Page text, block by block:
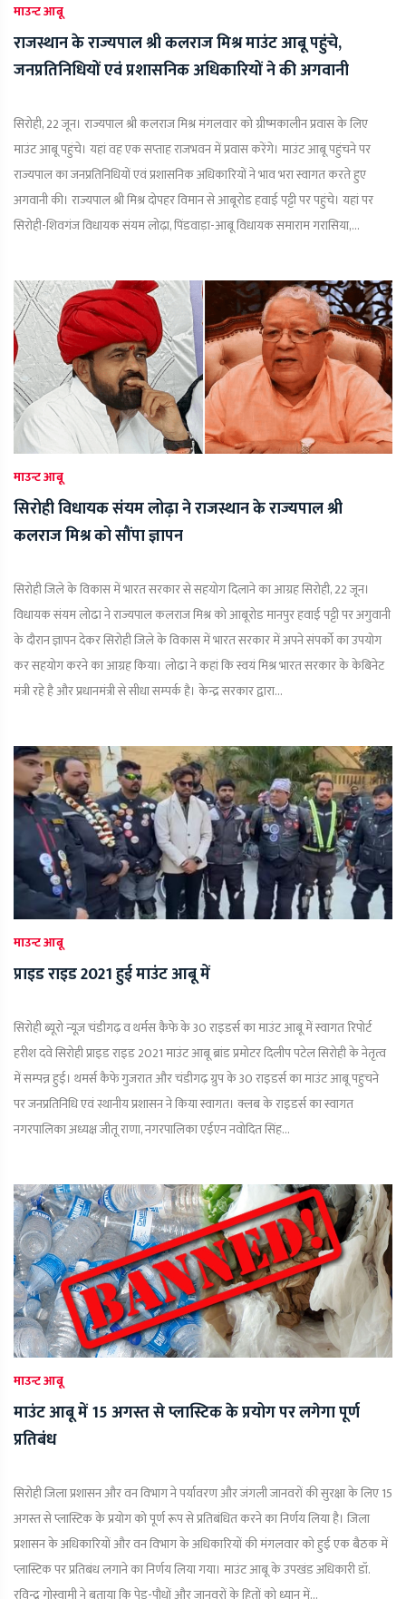
माउन्ट आबू
राजस्थान के राज्यपाल श्री कलराज मिश्र माउंट आबू पहुंचे,
जनप्रतिनिधियों एवं प्रशासनिक अधिकारियों ने की अगवानी
सिरोही, 22 जून। राज्यपाल श्री कलराज मिश्र मंगलवार को ग्रीष्मकालीन प्रवास के लिए
माउंट आबू पहुंचे। यहां वह एक सप्ताह राजभवन में प्रवास करेंगे। माउंट आबू पहुंचने पर
राज्यपाल का जनप्रतिनिधियों एवं प्रशासनिक अधिकारियों ने भाव भरा स्वागत करते हुए
अगवानी की। राज्यपाल श्री मिश्र दोपहर विमान से आबूरोड हवाई पट्टी पर पहुंचे। यहां पर
सिरोही-शिवगंज विधायक संयम लोढ़ा, पिंडवाड़ा-आबू विधायक समाराम गरासिया,...
माउन्ट आबू
सिरोही विधायक संयम लोढ़ा ने राजस्थान के राज्यपाल श्री
कलराज मिश्र को सौंपा ज्ञापन
सिरोही जिले के विकास में भारत सरकार से सहयोग दिलाने का आग्रह सिरोही, 22 जून।
विधायक संयम लोढा ने राज्यपाल कलराज मिश्र को आबूरोड मानपुर हवाई पट्टी पर अगुवानी
के दौरान ज्ञापन देकर सिरोही जिले के विकास में भारत सरकार में अपने संपर्को का उपयोग
कर सहयोग करने का आग्रह किया। लोढा ने कहां कि स्वयं मिश्र भारत सरकार के केबिनेट
मंत्री रहे है और प्रधानमंत्री से सीधा सम्पर्क है। केन्द्र सरकार द्वारा...
माउन्ट आबू
प्राइड राइड 2021 हुई माउंट आबू में
सिरोही ब्यूरो न्यूज़ चंडीगढ़ व थर्मस कैफे के 30 राइडर्स का माउंट आबू में स्वागत रिपोर्ट
हरीश दवे सिरोही प्राइड राइड 2021 माउंट आबू ब्रांड प्रमोटर दिलीप पटेल सिरोही के नेतृत्व
में सम्पन्न हुई। थमर्स कैफे गुजरात और चंडीगढ़ ग्रुप के 30 राइडर्स का माउंट आबू पहुचने
पर जनप्रतिनिधि एवं स्थानीय प्रशासन ने किया स्वागत। क्लब के राइडर्स का स्वागत
नगरपालिका अध्यक्ष जीतू राणा, नगरपालिका एईएन नवोदित सिंह...
माउन्ट आबू
माउंट आबू में 15 अगस्त से प्लास्टिक के प्रयोग पर लगेगा पूर्ण
प्रतिबंध
सिरोही जिला प्रशासन और वन विभाग ने पर्यावरण और जंगली जानवरों की सुरक्षा के लिए 15
अगस्त से प्लास्टिक के प्रयोग को पूर्ण रूप से प्रतिबंधित करने का निर्णय लिया है। जिला
प्रशासन के अधिकारियों और वन विभाग के अधिकारियों की मंगलवार को हुई एक बैठक में
प्लास्टिक पर प्रतिबंध लगाने का निर्णय लिया गया। माउंट आबू के उपखंड अधिकारी डॉ.